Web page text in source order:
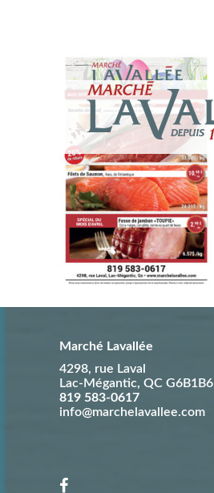
Marché Lavallée
4298, rue Laval
Lac-Mégantic, QC G6B1B6
819 583-0617
info@marchelavallee.com